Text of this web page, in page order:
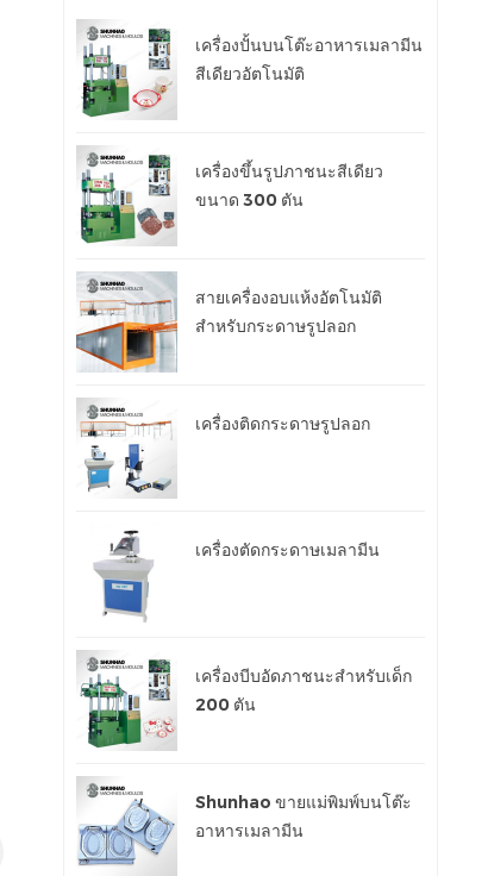
เครื่องปั้นบนโต๊ะอาหารเมลามีน
สีเดียวอัตโนมัติ
เครื่องขึ้นรูปภาชนะสีเดียว
ขนาด 300 ตัน
สายเครื่องอบแห้งอัตโนมัติ
สำหรับกระดาษรูปลอก
เครื่องติดกระดาษรูปลอก
เครื่องตัดกระดาษเมลามีน
เครื่องบีบอัดภาชนะสำหรับเด็ก
200 ตัน
Shunhao ขายแม่พิมพ์บนโต๊ะ
อาหารเมลามีน